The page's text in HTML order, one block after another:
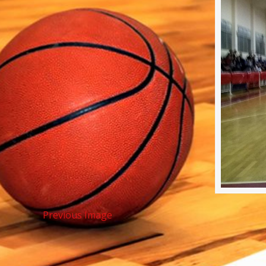
Previous Image